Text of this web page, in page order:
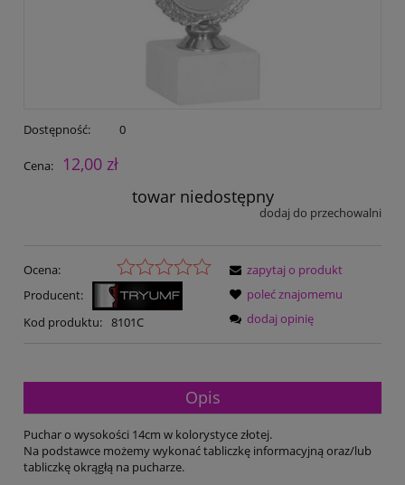
Dostępność: 0
Cena:
12,00 zł
towar niedostępny
dodaj do przechowalni
Ocena:
Producent:
Kod produktu: 8101C
zapytaj o produkt
poleć znajomemu
dodaj opinię
Opis
Puchar o wysokości 14cm w kolorystyce złotej.
Na podstawce możemy wykonać tabliczkę informacyjną oraz/lub
tabliczkę okrągłą na pucharze.